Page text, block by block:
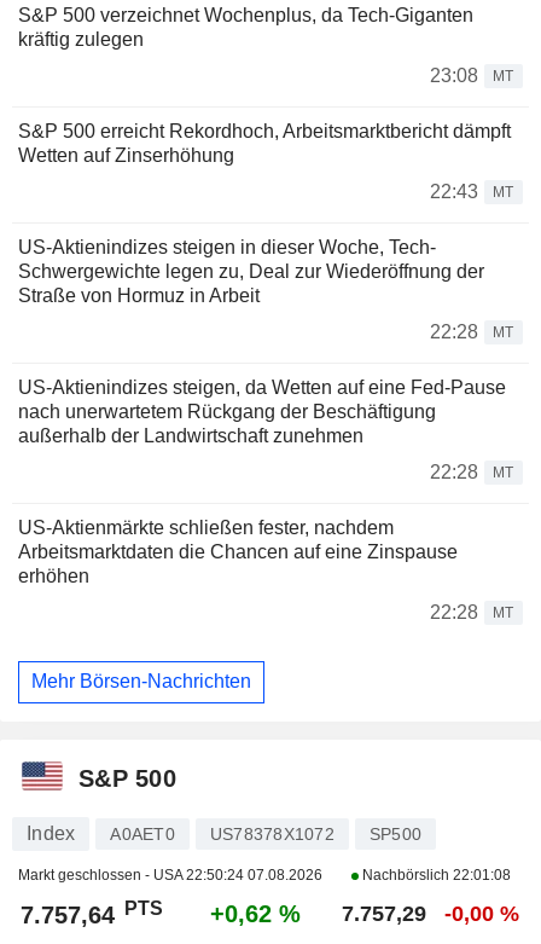
S&P 500 verzeichnet Wochenplus, da Tech-Giganten
kräftig zulegen
23:08
MT
S&P 500 erreicht Rekordhoch, Arbeitsmarktbericht dämpft
Wetten auf Zinserhöhung
22:43
MT
US-Aktienindizes steigen in dieser Woche, Tech-
Schwergewichte legen zu, Deal zur Wiederöffnung der
Straße von Hormuz in Arbeit
22:28
MT
US-Aktienindizes steigen, da Wetten auf eine Fed-Pause
nach unerwartetem Rückgang der Beschäftigung
außerhalb der Landwirtschaft zunehmen
22:28
MT
US-Aktienmärkte schließen fester, nachdem
Arbeitsmarktdaten die Chancen auf eine Zinspause
erhöhen
22:28
MT
Mehr Börsen-Nachrichten
S&P 500
Index A0AET0 US78378X1072 SP500
Markt geschlossen - USA22:50:24 07.08.2026 Nachbörslich 22:01:08
7.757,64 PTS +0,62 % 7.757,29 -0,00 %